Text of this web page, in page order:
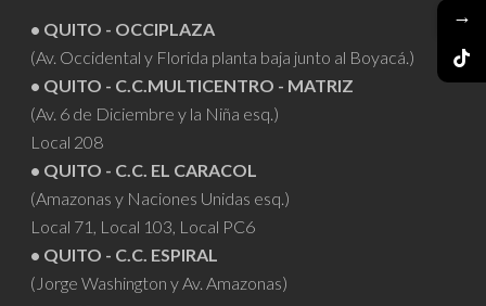
• QUITO - OCCIPLAZA
(Av. Occidental y Florida planta baja junto al Boyacá.)
• QUITO - C.C.MULTICENTRO - MATRIZ
(Av. 6 de Diciembre y la Niña esq.)
Local 208
• QUITO - C.C. EL CARACOL
(Amazonas y Naciones Unidas esq.)
Local 71, Local 103, Local PC6
• QUITO - C.C. ESPIRAL
(Jorge Washington y Av. Amazonas)
→